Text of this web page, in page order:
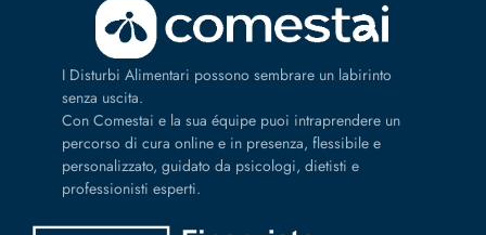
I Disturbi Alimentari possono sembrare un labirinto
senza uscita.
Con Comestai e la sua équipe puoi intraprendere un
percorso di cura online e in presenza, flessibile e
personalizzato, guidato da psicologi, dietisti e
professionisti esperti.